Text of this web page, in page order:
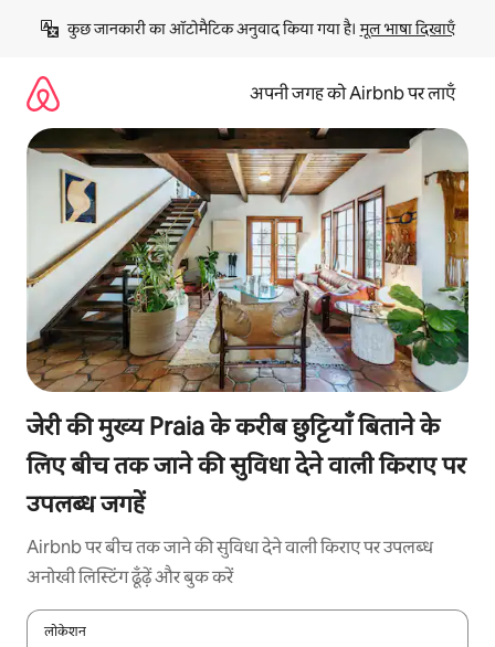
छोड़कर
कॉन्टेंट
कुछ जानकारी का ऑटोमैटिक अनुवाद किया गया है। मूल भाषा दिखाएँ
अपनी जगह को Airbnb पर लाएँ
जेरी की मुख्य Praia के करीब छुट्टियाँ बिताने के
लिए बीच तक जाने की सुविधा देने वाली किराए पर
उपलब्ध जगहें
Airbnb पर बीच तक जाने की सुविधा देने वाली किराए पर उपलब्ध
अनोखी लिस्टिंग ढूँढ़ें और बुक करें
लोकेशन